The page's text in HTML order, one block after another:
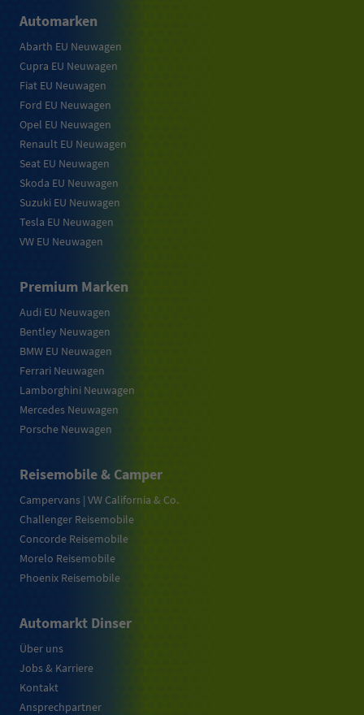
Automarken
Abarth EU Neuwagen
Cupra EU Neuwagen
Fiat EU Neuwagen
Ford EU Neuwagen
Opel EU Neuwagen
Renault EU Neuwagen
Seat EU Neuwagen
Skoda EU Neuwagen
Suzuki EU Neuwagen
Tesla EU Neuwagen
VW EU Neuwagen
Premium Marken
Audi EU Neuwagen
Bentley Neuwagen
BMW EU Neuwagen
Ferrari Neuwagen
Lamborghini Neuwagen
Mercedes Neuwagen
Porsche Neuwagen
Reisemobile & Camper
Campervans | VW California & Co.
Challenger Reisemobile
Concorde Reisemobile
Morelo Reisemobile
Phoenix Reisemobile
Automarkt Dinser
Über uns
Jobs & Karriere
Kontakt
Ansprechpartner